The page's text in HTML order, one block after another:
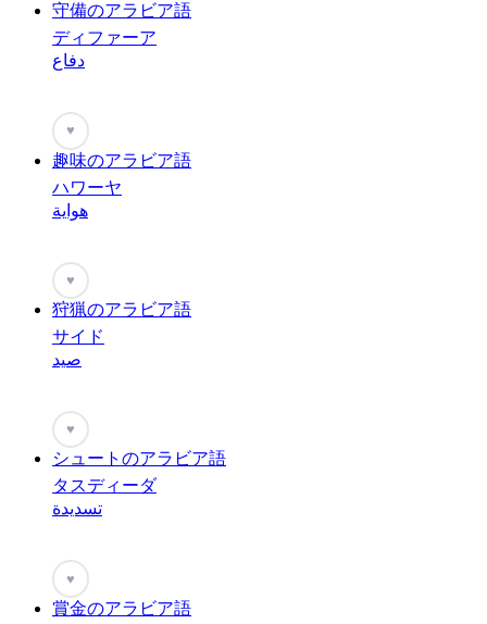
守備のアラビア語
ディファーア
دفاع
♥
趣味のアラビア語
ハワーヤ
هواية
♥
狩猟のアラビア語
サイド
صيد
♥
シュートのアラビア語
タスディーダ
تسديدة
♥
賞金のアラビア語